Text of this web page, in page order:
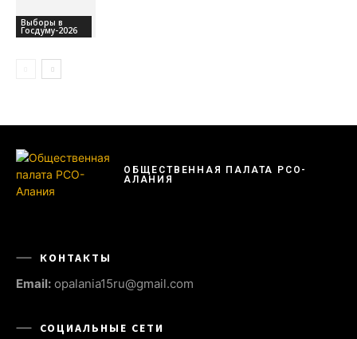
Выборы в
Госдуму-2026
ОБЩЕСТВЕННАЯ ПАЛАТА РСО-
АЛАНИЯ
КОНТАКТЫ
Email: opalania15ru@gmail.com
СОЦИАЛЬНЫЕ СЕТИ